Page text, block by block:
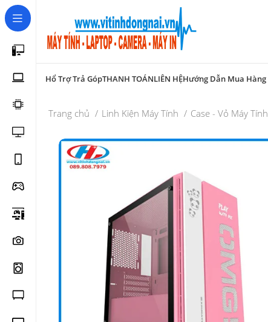
Hổ Trợ Trả GópTHANH TOÁNLIÊN HỆHướng Dẫn Mua Hàng
Trang chủ Linh Kiện Máy Tính Case - Vỏ Máy Tính